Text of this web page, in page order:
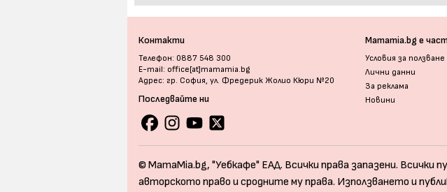
Контакти
Телефон: 0887 548 300
E-mail: office[at]mamamia.bg
Адрес: гр. София, ул. Фредерик Жолио Кюри №20
Последвайте ни
Mamamia.bg е
Условия за ползване
Лични данни
За реклама
Новини
© MamaMia.bg, "Уебкафе" ЕАД. Всички права запазени. Всички
авторското право и сродните му права. Използването и